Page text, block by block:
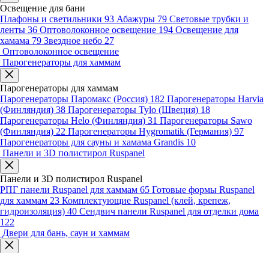
Освещение для бани
Плафоны и светильники 93 Абажуры 79 Световые трубки и
ленты 36 Оптоволоконное освещение 194 Освещение для
хамама 79 Звездное небо 27
Оптоволоконное освещение
Парогенераторы для хаммам
Парогенераторы для хаммам
Парогенераторы Паромакс (Россия) 182 Парогенераторы Harvia
(Финляндия) 38 Парогенераторы Tylo (Швеция) 18
Парогенераторы Helo (Финляндия) 31 Парогенераторы Sawo
(Финляндия) 22 Парогенераторы Hygromatik (Германия) 97
Парогенераторы для сауны и хамама Grandis 10
Панели и 3D полистирол Ruspanel
Панели и 3D полистирол Ruspanel
РПГ панели Ruspanel для хаммам 65 Готовые формы Ruspanel
для хаммам 23 Комплектующие Ruspanel (клей, крепеж,
гидроизоляция) 40 Сендвич панели Ruspanel для отделки дома
122
Двери для бань, саун и хаммам